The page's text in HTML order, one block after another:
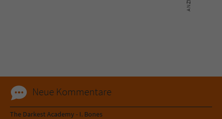
Neue Kommentare
The Darkest Academy - I. Bones